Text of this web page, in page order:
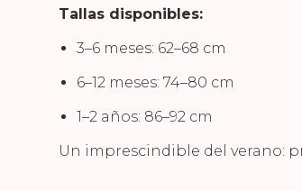
Tallas disponibles:
3–6 meses: 62–68 cm
6–12 meses: 74–80 cm
1–2 años: 86–92 cm
Un imprescindible del verano: